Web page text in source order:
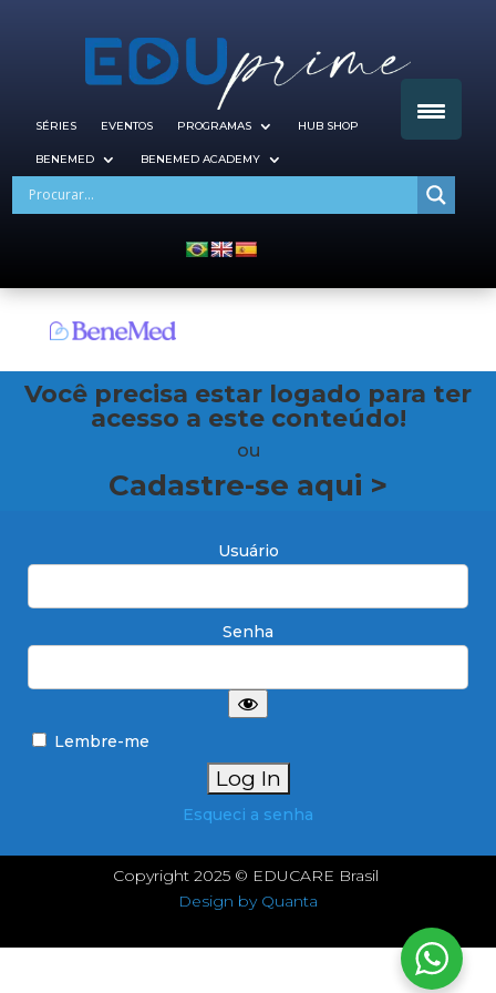
SÉRIES EVENTOS PROGRAMAS HUB SHOP
BENEMED BENEMED ACADEMY
Você precisa estar logado para ter
acesso a este conteúdo!
ou
Cadastre-se aqui >
Usuário
Senha
Lembre-me
Esqueci a senha
Copyright 2025 © EDUCARE Brasil
Design by Quanta